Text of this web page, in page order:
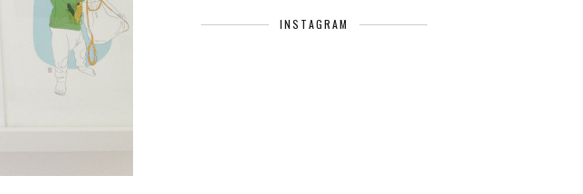
INSTAGRAM